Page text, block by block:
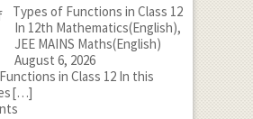
Types of Functions in Class 12
In 12th Mathematics(English),
JEE MAINS Maths(English)
August 6, 2026
in Class 12 In this
[…]